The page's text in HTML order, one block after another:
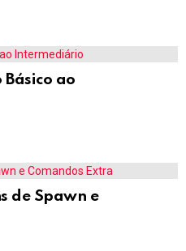
Básico ao
de Spawn e